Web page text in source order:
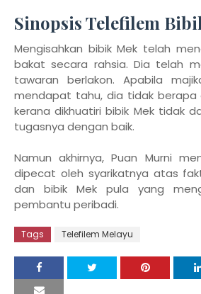
Sinopsis Telefilem
Mengisahkan bibik Mek telah
bakat secara rahsia. Dia telah
tawaran berlakon. Apabila
mendapat tahu, dia tidak berapa
kerana dikhuatiri bibik Mek tidak
tugasnya dengan baik.
Namun akhirnya, Puan Murni
dipecat oleh syarikatnya atas
dan bibik Mek pula yang
pembantu peribadi.
Tags Telefilem Melayu